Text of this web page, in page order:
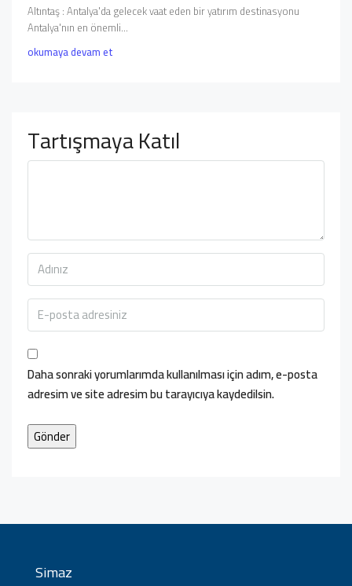
Altıntaş : Antalya'da gelecek vaat eden bir yatırım destinasyonu
Antalya'nın en önemli...
okumaya devam et
Tartışmaya Katıl
Daha sonraki yorumlarımda kullanılması için adım, e-posta
adresim ve site adresim bu tarayıcıya kaydedilsin.
Simaz